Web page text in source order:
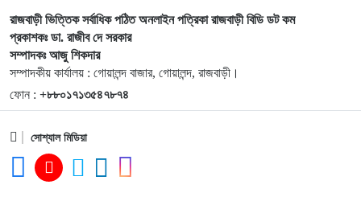
সম্মাননা প্রদান
১০
কালুখালীতে বাস-মাহেন্দ্র সংঘর্ষ নিহত-১ আহত ৫
১১
পদ্মা নদীতে নৌ পুলিশের অভিযানে অবৈধ চায়না দুয়ারী জালসহ জেলে
১২
রাজবাড়ী ভিত্তিক সর্বাধিক পঠিত অনলাইন পত্রিকা রাজবাড়ী বিডি ডট কম
প্রকাশকঃ ডা. রাজীব দে সরকার
সম্পাদকঃ আজু শিকদার
সম্পাদকীয় কার্যালয় : গোয়ালন্দ বাজার, গোয়ালন্দ, রাজবাড়ী।
ফোন : +৮৮০১৭১৩৫৪৭৮৭৪
সোশ্যাল মিডিয়া